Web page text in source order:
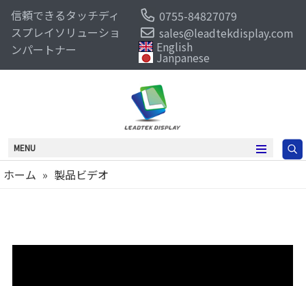
信頼できるタッチディ
スプレイソリューショ
ンパートナー
0755-84827079
sales@leadtekdisplay.com
English
Janpanese
MENU
ホーム » 製品ビデオ